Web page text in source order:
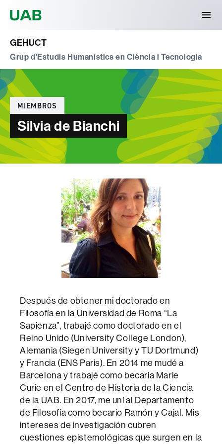
GEHUCT
Grup d'Estudis Humanístics en Ciència i Tecnologia
Categorías
MIEMBROS
Silvia de Bianchi
Después de obtener mi doctorado en
Filosofía en la Universidad de Roma “La
Sapienza”, trabajé como doctorado en el
Reino Unido (University College London),
Alemania (Siegen University y TU Dortmund)
y Francia (ENS Paris). En 2014 me mudé a
Barcelona y trabajé como becaria Marie
Curie en el Centro de Historia de la Ciencia
de la UAB. En 2017, me uní al Departamento
de Filosofía como becario Ramón y Cajal. Mis
intereses de investigación cubren
cuestiones epistemológicas que surgen en la